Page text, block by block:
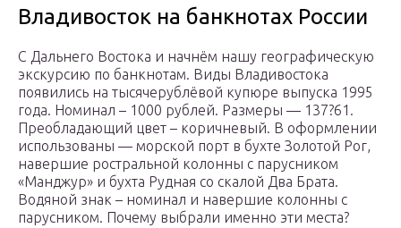
Владивосток на банкнотах России
С Дальнего Востока и начнём нашу географическую
экскурсию по банкнотам. Виды Владивостока
появились на тысячерублёвой купюре выпуска 1995
года. Номинал – 1000 рублей. Размеры — 137?61.
Преобладающий цвет – коричневый. В оформлении
использованы — морской порт в бухте Золотой Рог,
навершие ростральной колонны с парусником
«Манджур» и бухта Рудная со скалой Два Брата.
Водяной знак – номинал и навершие колонны с
парусником. Почему выбрали именно эти места?